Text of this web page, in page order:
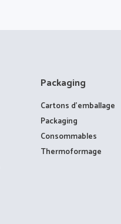
Packaging
Cartons d’emballage
Packaging
Consommables
Thermoformage